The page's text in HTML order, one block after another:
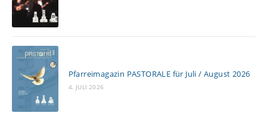
Pfarreimagazin PASTORALE für Juli / August 2026
4. JULI 2026